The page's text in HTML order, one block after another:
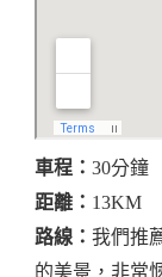
車程： 30分鐘
距離： 13KM
路線： 我們推
的美景，非常